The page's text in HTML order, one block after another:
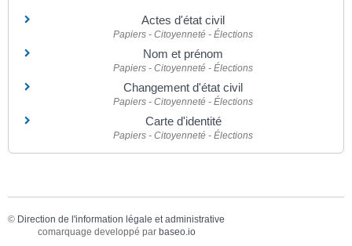
Actes d'état civil
Papiers - Citoyenneté - Élections
Nom et prénom
Papiers - Citoyenneté - Élections
Changement d'état civil
Papiers - Citoyenneté - Élections
Carte d'identité
Papiers - Citoyenneté - Élections
© Direction de l'information légale et administrative
comarquage developpé par baseo.io